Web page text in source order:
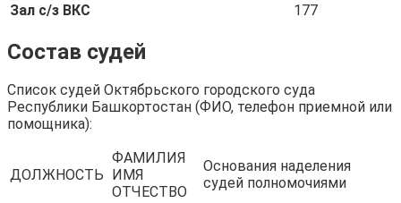
Зал с/з ВКС
177
Состав судей
Список судей Октябрьского городского суда
Республики Башкортостан (ФИО, телефон приемной или
помощника):
ДОЛЖНОСТЬ
ФАМИЛИЯ
ИМЯ
ОТЧЕСТВО
Основания наделения
судей полномочиями